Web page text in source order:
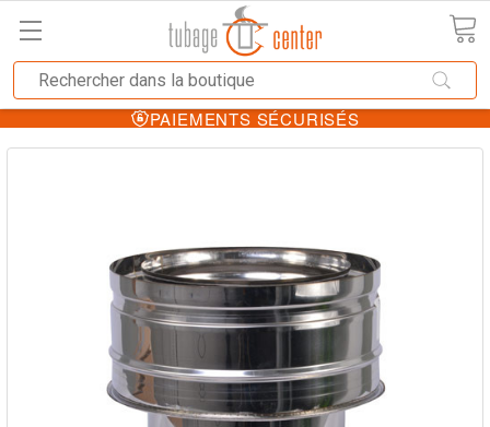
PAIEMENTS SÉCURISÉS